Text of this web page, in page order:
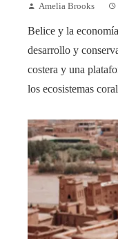
Amelia Brooks
Belice y la
desarrollo y
costera y una
los ecosistemas